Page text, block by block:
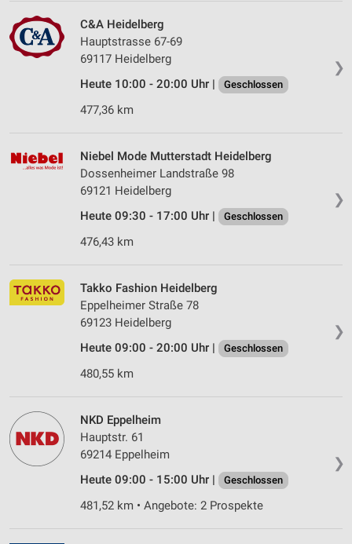
❯
C&A Heidelberg
Hauptstrasse 67-69
69117 Heidelberg
Heute 10:00 - 20:00 Uhr |
Geschlossen
477,36 km
❯
Niebel Mode Mutterstadt Heidelberg
Dossenheimer Landstraße 98
69121 Heidelberg
Heute 09:30 - 17:00 Uhr |
Geschlossen
476,43 km
❯
Takko Fashion Heidelberg
Eppelheimer Straße 78
69123 Heidelberg
Heute 09:00 - 20:00 Uhr |
Geschlossen
480,55 km
❯
NKD Eppelheim
Hauptstr. 61
69214 Eppelheim
Heute 09:00 - 15:00 Uhr |
Geschlossen
481,52 km • Angebote: 2 Prospekte